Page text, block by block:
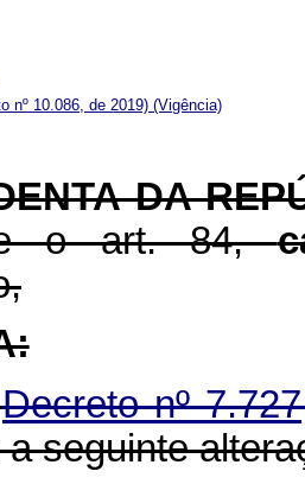
nº 10.086, de 2019) (Vigência)
DA
o art. 84,
Decreto nº
seguinte